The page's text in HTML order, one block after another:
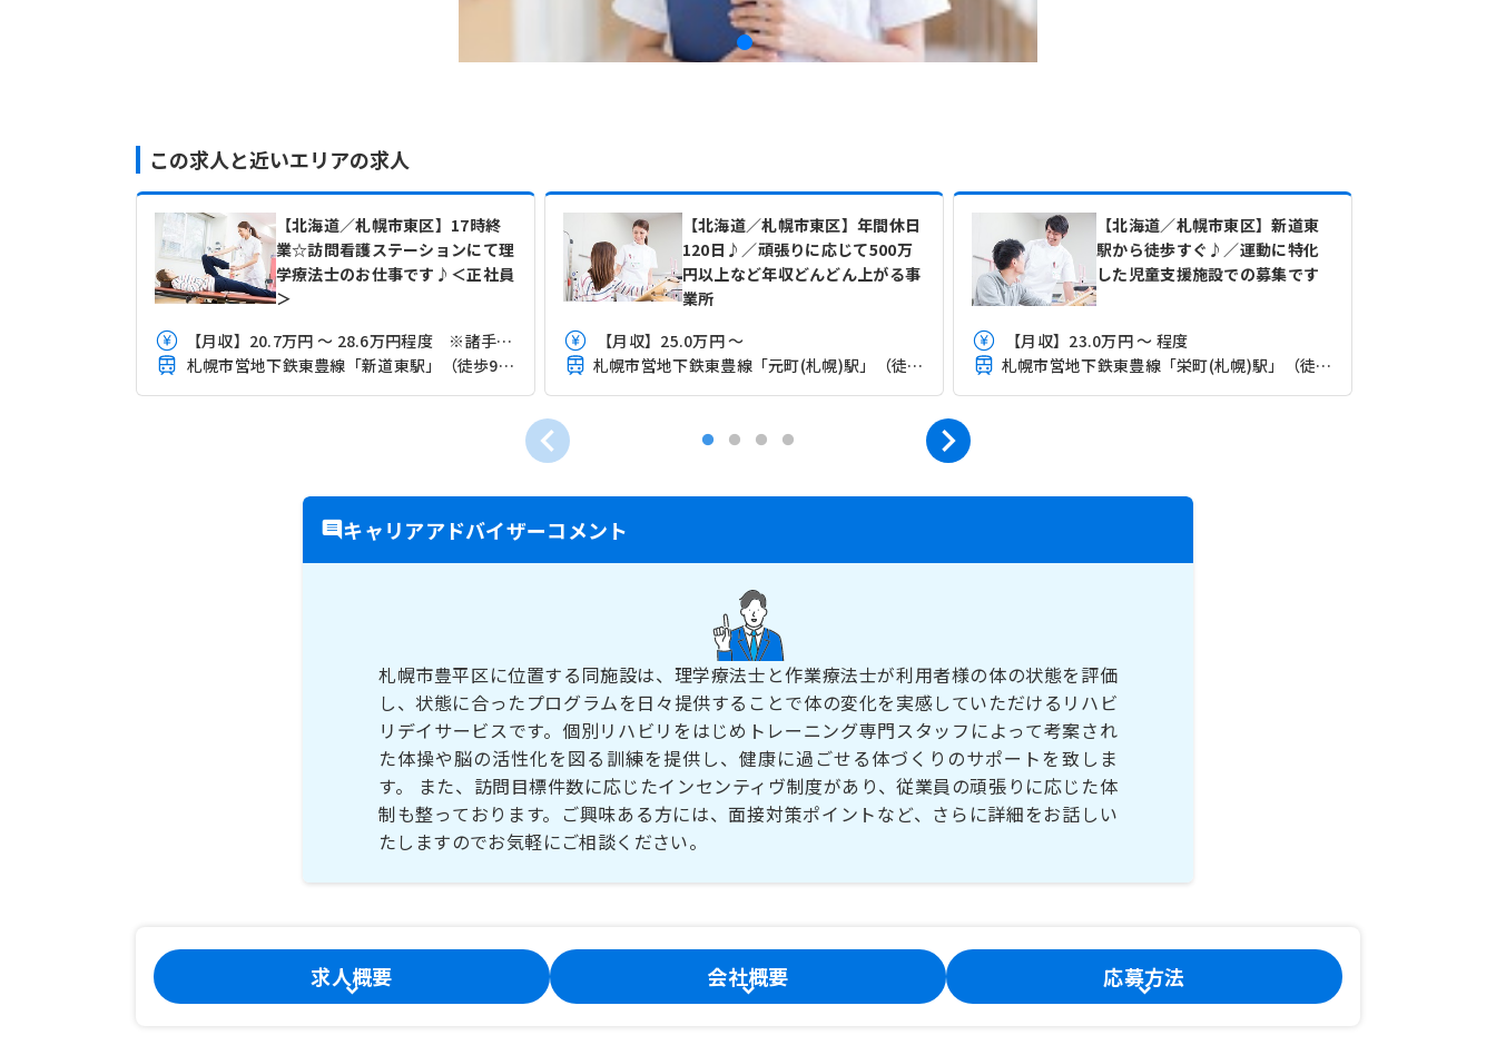
この求人と近いエリアの求人
【北海道／札幌市東区】17時終
業☆訪問看護ステーションにて理
学療法士のお仕事です♪＜正社員
＞
【月収】20.7万円 ～ 28.6万円程度 ※諸手当込み
札幌市営地下鉄東豊線「新道東駅」（徒歩9分）
【北海道／札幌市東区】年間休日
120日♪／頑張りに応じて500万
円以上など年収どんどん上がる事
業所
【月収】25.0万円 ～
札幌市営地下鉄東豊線「元町(札幌)駅」（徒歩1分）
【北海道／札幌市東区】新道東
駅から徒歩すぐ♪／運動に特化
した児童支援施設での募集です
【月収】23.0万円 ～ 程度
札幌市営地下鉄東豊線「栄町(札幌)駅」（徒歩6分）
キャリアアドバイザーコメント
札幌市豊平区に位置する同施設は、理学療法士と作業療法士が利用者様の体の状態を評価
し、状態に合ったプログラムを日々提供することで体の変化を実感していただけるリハビ
リデイサービスです。個別リハビリをはじめトレーニング専門スタッフによって考案され
た体操や脳の活性化を図る訓練を提供し、健康に過ごせる体づくりのサポートを致しま
す。 また、訪問目標件数に応じたインセンティヴ制度があり、従業員の頑張りに応じた体
制も整っております。ご興味ある方には、面接対策ポイントなど、さらに詳細をお話しい
たしますのでお気軽にご相談ください。
求人概要 会社概要 応募方法